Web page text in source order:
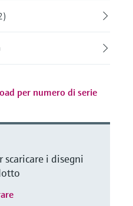
per numero di serie
scaricare i disegni